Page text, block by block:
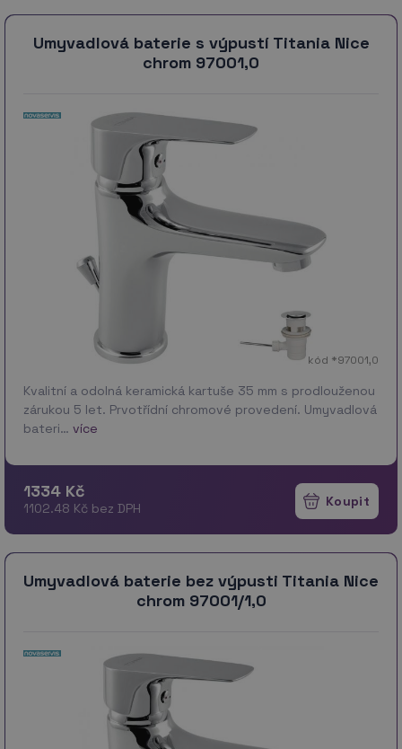
Umyvadlová baterie s výpustí Titania Nice
chrom 97001,0
kód *97001,0
Kvalitní a odolná keramická kartuše 35 mm s prodlouženou
zárukou 5 let. Prvotřídní chromové provedení. Umyvadlová
bateri… více
1334 Kč
1102.48 Kč bez DPH
Umyvadlová baterie bez výpusti Titania Nice
chrom 97001/1,0